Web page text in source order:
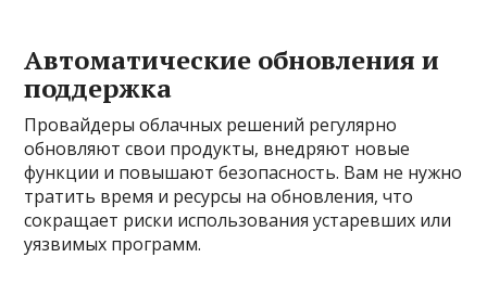
Автоматические обновления и
поддержка
Провайдеры облачных решений регулярно
обновляют свои продукты, внедряют новые
функции и повышают безопасность. Вам не нужно
тратить время и ресурсы на обновления, что
сокращает риски использования устаревших или
уязвимых программ.